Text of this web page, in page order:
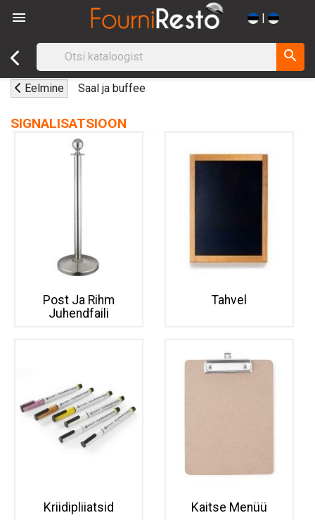
 |
search
Eelmine Saal ja buffee
SIGNALISATSIOON
Post Ja Rihm
Juhendfaili
Tahvel
Kriidipliiatsid Kaitse Menüü